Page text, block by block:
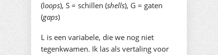
(loops), S = schillen (shells), G = gaten
(gaps)
L is een variabele, die we nog niet
tegenkwamen. Ik las als vertaling voor